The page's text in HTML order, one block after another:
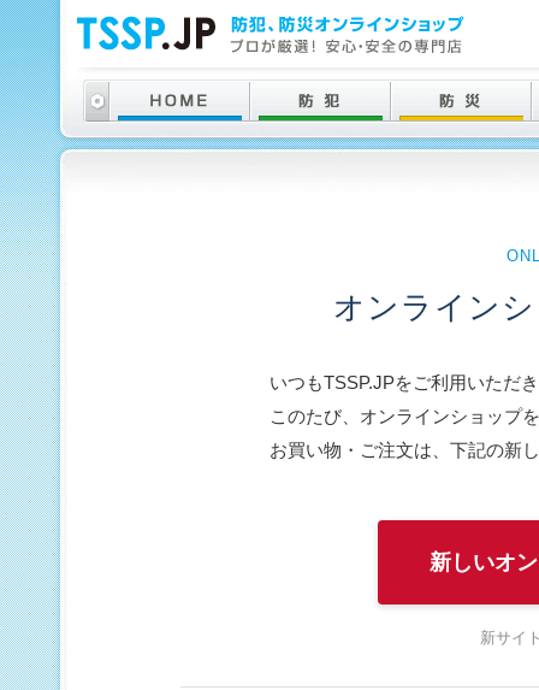
オンライン
いつもTSSP.JPをご利用いただ
このたび、オンラインショップ
お買い物・ご注文は、下記の新
新しいオ
新サイ